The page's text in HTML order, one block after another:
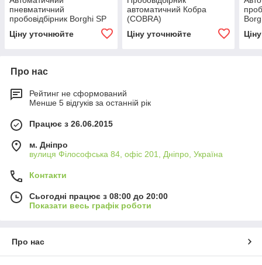
пневматичний
пробовідбірник Borghi SP
Ціну уточнюйте
автоматичний Кобра
(COBRA)
Ціну уточнюйте
Про нас
Рейтинг не сформований
Менше 5 відгуків за останній рік
Працює з 26.06.2015
м. Дніпро
вулиця Філософська 84, офіс 201, Дніпро, Україна
Контакти
Сьогодні працює з 08:00 до 20:00
Показати весь графік роботи
Про нас